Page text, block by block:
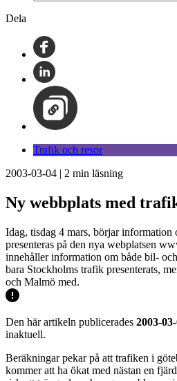
Dela
Trafik och resor
2003-03-04 | 2 min läsning
Ny webbplats med
Idag, tisdag 4 mars, börjar
presenteras på den nya webplatsen
innehåller information om både bil-
bara Stockholms trafik presenterats,
och Malmö med.
Den här artikeln publicerades 2003-
inaktuell.
Beräkningar pekar på att trafiken i
kommer att ha ökat med nästan en